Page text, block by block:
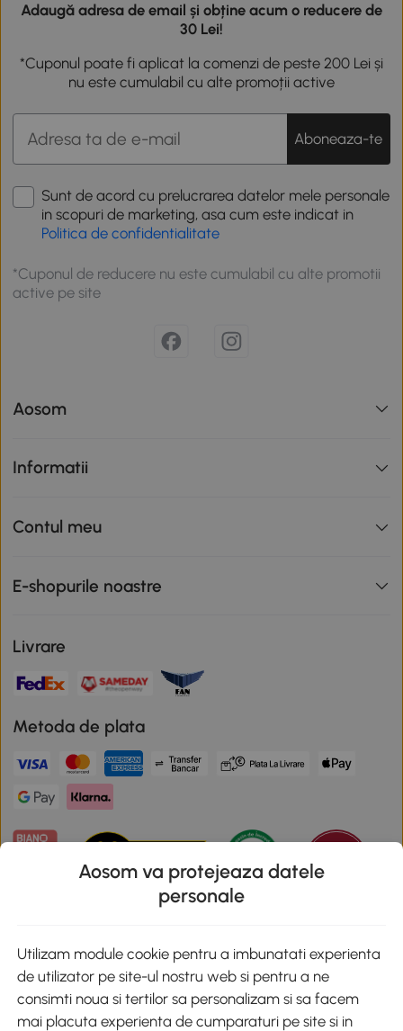
Adaugă adresa de email și obține acum o reducere de
30 Lei!
*Cuponul poate fi aplicat la comenzi de peste 200 Lei și
nu este cumulabil cu alte promoții active
Aboneaza-te
Sunt de acord cu prelucrarea datelor mele personale
in scopuri de marketing, asa cum este indicat in
Politica de confidentialitate
*Cuponul de reducere nu este cumulabil cu alte promotii
active pe site
Aosom
Informatii
Contul meu
E-shopurile noastre
Livrare
Metoda de plata
Descarca aplicatia Aosom
Google Play
Aosom va protejeaza datele
personale
Utilizam module cookie pentru a imbunatati experienta
de utilizator pe site-ul nostru web si pentru a ne
consimti noua si tertilor sa personalizam si sa facem
mai placuta experienta de cumparaturi pe site si in